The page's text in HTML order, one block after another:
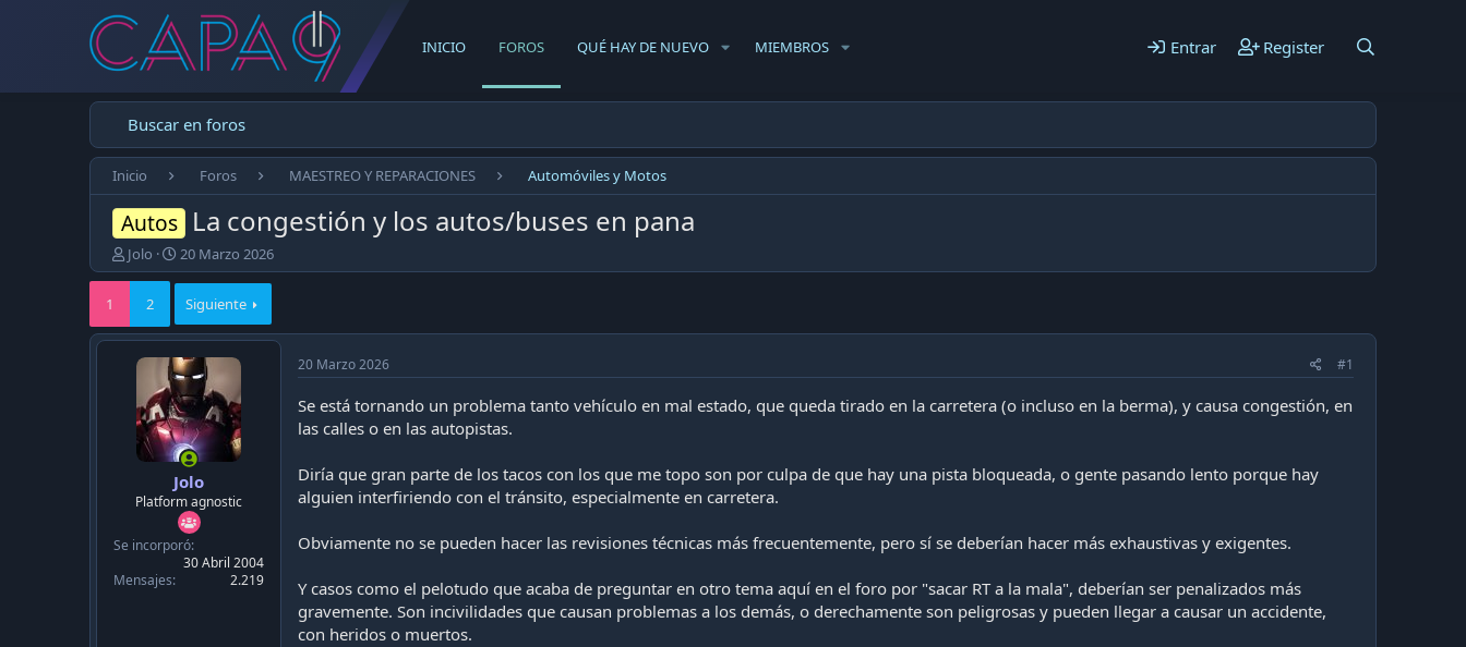
INICIO FOROS QUÉ HAY DE NUEVO MIEMBROS Entrar Register
Buscar en foros
Inicio Foros MAESTREO Y REPARACIONES Automóviles y Motos
Autos La congestión y los autos/buses en pana
E
m
z
m
Jolo
F
e
h
a
e
p
u
b
l
i
c
a
c
i
ó
20 Marzo 2026
1 2 Siguiente
Jolo
Platform agnostic
Se incorporó
30 Abril 2004
Mensajes
2.219
20 Marzo 2026 #1
Se está tornando un problema tanto vehículo en mal estado, que queda tirado en la carretera (o incluso en la berma), y causa congestión, en
las calles o en las autopistas.
Diría que gran parte de los tacos con los que me topo son por culpa de que hay una pista bloqueada, o gente pasando lento porque hay
alguien interfiriendo con el tránsito, especialmente en carretera.
Obviamente no se pueden hacer las revisiones técnicas más frecuentemente, pero sí se deberían hacer más exhaustivas y exigentes.
Y casos como el pelotudo que acaba de preguntar en otro tema aquí en el foro por "sacar RT a la mala", deberían ser penalizados más
gravemente. Son incivilidades que causan problemas a los demás, o derechamente son peligrosas y pueden llegar a causar un accidente,
con heridos o muertos.